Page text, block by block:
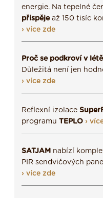
energie. Na tepelné
přispějeaž 150 tisíc
› více zde
Proč se podkroví v
Důležitá není jen
› více zde
Reflexní izolace
programu TEPLO ›
SATJAM nabízí
PIR sendvičových
› více zde